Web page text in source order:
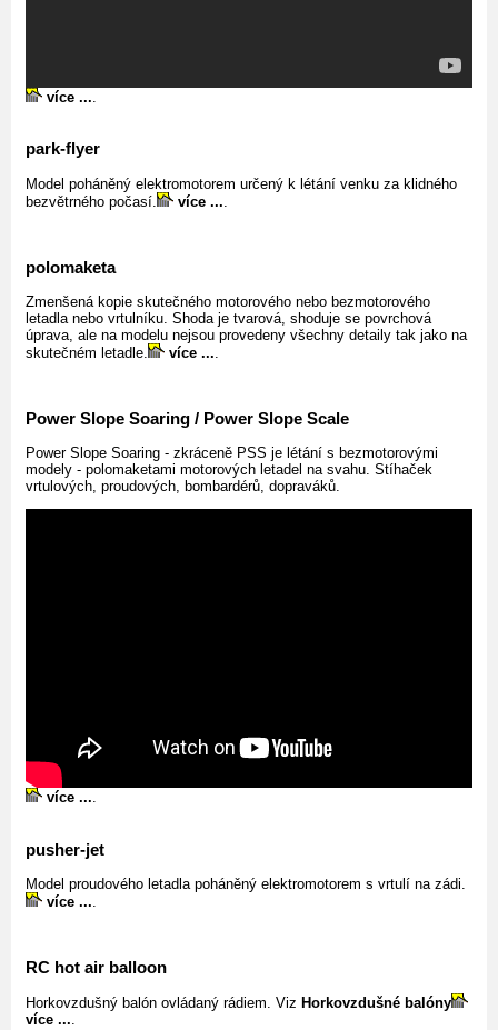
více ....
park-flyer
Model poháněný elektromotorem určený k létání venku za klidného
bezvětrného počasí.
více ...
polomaketa
Zmenšená kopie skutečného motorového nebo bezmotorového
letadla nebo vrtulníku. Shoda je tvarová, shoduje se povrchová
úprava, ale na modelu nejsou provedeny všechny detaily tak jako na
skutečném letadle.
více ...
Power Slope Soaring / Power Slope Scale
Power Slope Soaring - zkráceně PSS je létání s bezmotorovými
modely - polomaketami motorových letadel na svahu. Stíhaček
vrtulových, proudových, bombardérů, dopraváků.
více ....
pusher-jet
Model proudového letadla poháněný elektromotorem s vrtulí na zádi.
více ...
RC hot air balloon
Horkovzdušný balón ovládaný rádiem. Viz Horkovzdušné balóny
více ....